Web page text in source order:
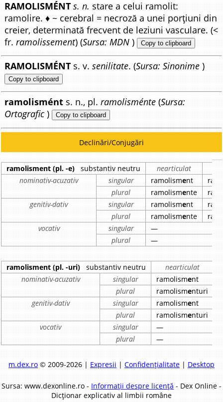
RAMOLISMÉNT s. n. stare a celui ramolit:
ramolire. ♦ ~ cerebral = necroză a unei porțiuni din
creier, determinată frecvent de leziuni vasculare. (<
fr.ramolissement) (Sursa: MDN ) Copy to clipboard
RAMOLISMÉNT s. v.senilitate. (Sursa: Sinonime )
Copy to clipboard
ramolismént s. n., pl.ramolisménte (Sursa:
Ortografic ) Copy to clipboard
Declinări/Conjugări
ramolisment (pl. -e) substantiv neutru nearticulat
nominativ-acuzativ
singular ramolisment
plural
ramolismente
genitiv-dativ
singular ramolisment
plural
ramolismente
vocativ
singular
—
plural
—
ramolisment (pl. -uri) substantiv neutru
nearticulat
nominativ-acuzativ
singular ramolisment
plural
ramolismenturi
genitiv-dativ
singular ramolisment
plural
ramolismenturi
vocativ
singular
—
plural
—
m.dex.ro© 2009-2026 | Expresii | Confidențialitate| Desktop
Sursa: www.dexonline.ro - Informații despre licență - Dex Online -
Dicționar explicativ al limbii române